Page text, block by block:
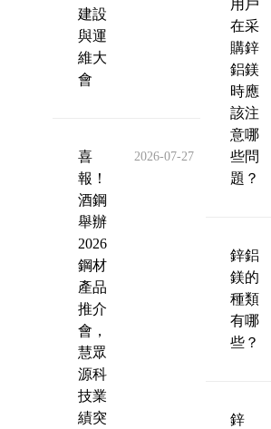
建設
與運
維大
會
喜
報！
酒鋼
舉辦
2026
鋼材
產品
推介
會，
慧眾
源科
技業
績突
2026-07-27
用戶
在采
購鋅
鋁鎂
時應
該注
意哪
些問
題？
鋅鋁
鎂的
種類
有哪
些？
鋅